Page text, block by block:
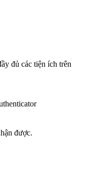
đủ các tiện ích trên
được.